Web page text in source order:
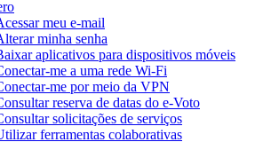
meu e-mail
minha senha
aplicativos para dispositivos móveis
me a uma rede Wi-Fi
me por meio da VPN
reserva de datas do e-Voto
solicitações de serviços
ferramentas colaborativas